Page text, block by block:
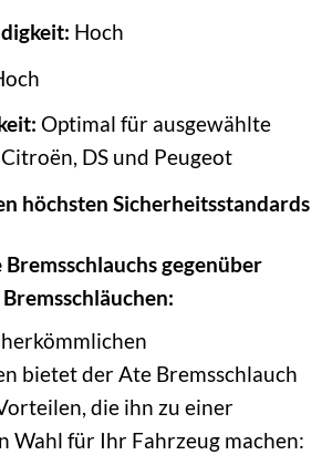
Hoch
Optimal für ausgewählte
DS und Peugeot
höchsten Sicherheitsstandards
gegenüber
bietet der Ate Bremsschlauch
die ihn zu einer
Wahl für Ihr Fahrzeug machen: